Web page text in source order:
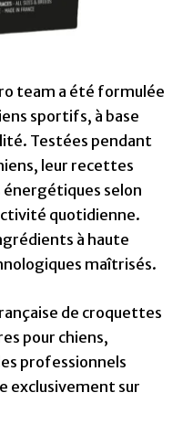
team a été formulée
sportifs, à base
Testées pendant
leur recettes
selon
quotidienne.
à haute
maîtrisés.
de croquettes
pour chiens,
professionnels
exclusivement sur